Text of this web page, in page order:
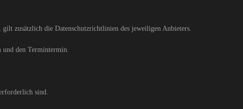
zusätzlich die Datenschutzrichtlinien des jeweiligen Anbieters.
und den Termintermin.
sind.